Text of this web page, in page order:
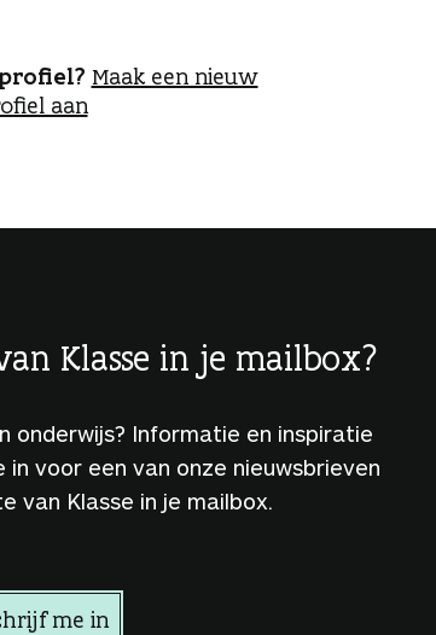
e
n
Maak een nieuw
aan
Klasse in je mailbox?
onderwijs? Informatie en inspiratie
voor een van onze nieuwsbrieven
van Klasse in je mailbox.
me in